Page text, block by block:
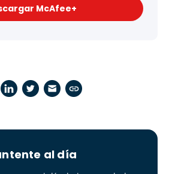
McAfee+
al día